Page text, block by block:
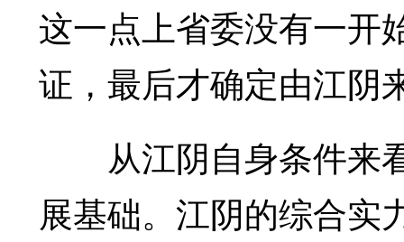
这一点上省委没有一开
证，最后才确定由江阴
从江阴自身条件来
展基础。江阴的综合实